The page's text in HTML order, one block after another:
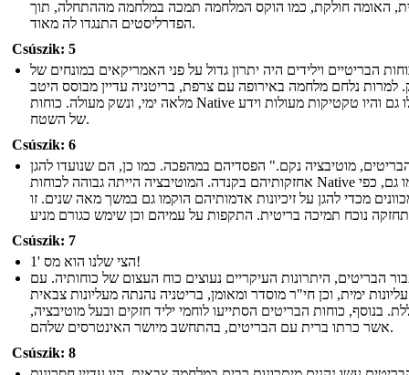
האומה חולקת, כמו הוקס המלחמה תמכה במלחמה מההתחלה, תוך
הפדרליסטים התנגדו לה מאוד.
Csúszik: 5
הבריטיים וילידים היה יתרון גדול על פני האמריקאים במונחים של
למרות נלחם מלחמה באירופה עם צרפת, בריטניה עדיין מבוסס היטב
מלאה ימי, ונשק מעולה. כוחות Native הובלו גם והיו טקטיקות מעולות וידע
של השטח.
Csúszik: 6
מוטיבציה נקם." הפסדיהם במהפכה. כמו כן, הם שנועדו להגן
אחזקותיהם בקנדה. המוטיבציה הייתה גבוהה לכוחות Native כמו גם, כפי
מכדי להגן על זיכיונות אדמותיהם הוקמו גם במשך מאה שנים. זו
Csúszik: 7
הצי שלנו הוא מס '1!
הבריטים, היתרונות העיקריים נעוצים כוח העצום של כוחותיה. עם
עליונות ימית, וכן חי"ר מוסדר ומאומן, בריטניה נהנתה מעליונות צבאית
בנוסף, כוחות הבריטים הסתייעו לוחמי יליד חזקים ובעל מוטיבציה,
אשר כרתו ברית עם הבריטים, בהתחשב מיושר האינטרסים שלהם.
Csúszik: 8